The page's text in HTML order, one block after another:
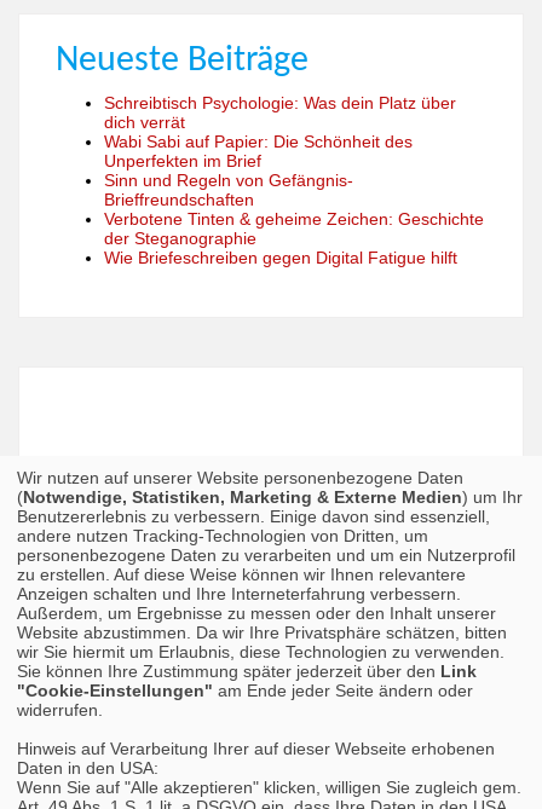
Neueste Beiträge
Schreibtisch Psychologie: Was dein Platz über
dich verrät
Wabi Sabi auf Papier: Die Schönheit des
Unperfekten im Brief
Sinn und Regeln von Gefängnis-
Brieffreundschaften
Verbotene Tinten & geheime Zeichen: Geschichte
der Steganographie
Wie Briefeschreiben gegen Digital Fatigue hilft
Wir nutzen auf unserer Website personenbezogene Daten
(Notwendige, Statistiken, Marketing & Externe Medien) um Ihr
Benutzererlebnis zu verbessern. Einige davon sind essenziell,
andere nutzen Tracking-Technologien von Dritten, um
personenbezogene Daten zu verarbeiten und um ein Nutzerprofil
zu erstellen. Auf diese Weise können wir Ihnen relevantere
Anzeigen schalten und Ihre Interneterfahrung verbessern.
Außerdem, um Ergebnisse zu messen oder den Inhalt unserer
Website abzustimmen. Da wir Ihre Privatsphäre schätzen, bitten
wir Sie hiermit um Erlaubnis, diese Technologien zu verwenden.
Sie können Ihre Zustimmung später jederzeit über den Link
"Cookie-Einstellungen" am Ende jeder Seite ändern oder
widerrufen.
Hinweis auf Verarbeitung Ihrer auf dieser Webseite erhobenen
Daten in den USA:
Wenn Sie auf "Alle akzeptieren" klicken, willigen Sie zugleich gem.